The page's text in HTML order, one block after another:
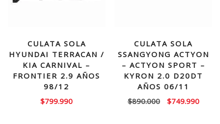
CULATA SOLA
HYUNDAI TERRACAN /
KIA CARNIVAL –
FRONTIER 2.9 AÑOS
98/12
$799.990
CULATA SOLA
SSANGYONG ACTYON
– ACTYON SPORT –
KYRON 2.0 D20DT
AÑOS 06/11
$890.000
El
$749.990El